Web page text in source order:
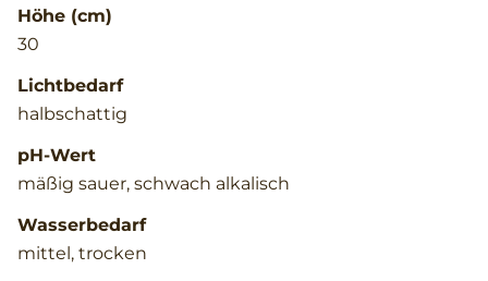
Höhe (cm)
30
Lichtbedarf
halbschattig
pH-Wert
mäßig sauer, schwach alkalisch
Wasserbedarf
mittel, trocken